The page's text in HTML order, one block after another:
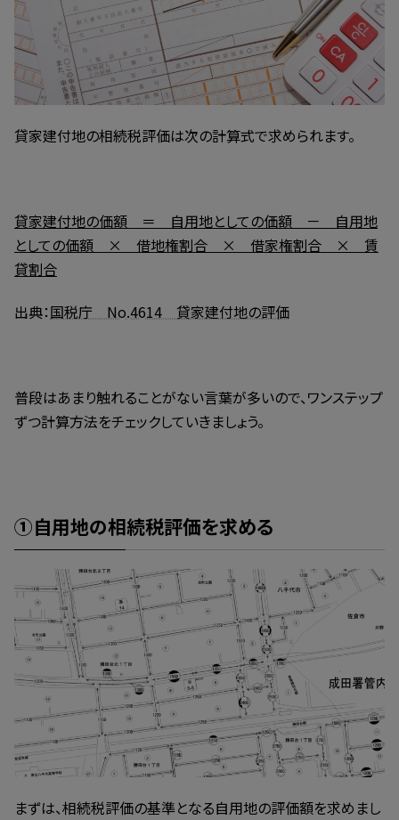
貸家建付地の相続税評価は次の計算式で求められます。
貸家建付地の価額 ＝ 自用地としての価額 － 自用地
としての価額 × 借地権割合 × 借家権割合 × 賃
貸割合
出典：国税庁 No.4614 貸家建付地の評価
普段はあまり触れることがない言葉が多いので、ワンステップ
ずつ計算方法をチェックしていきましょう。
①自用地の相続税評価を求める
まずは、相続税評価の基準となる自用地の評価額を求めまし